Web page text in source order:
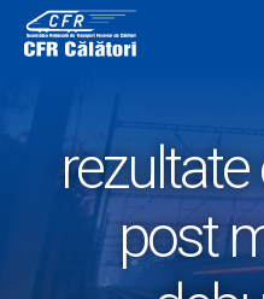
content
post